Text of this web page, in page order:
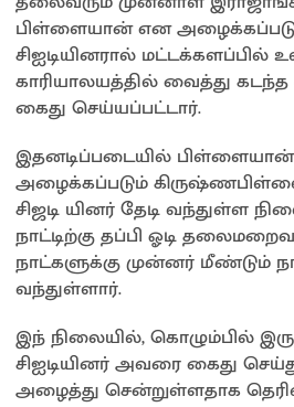
பிள்ளையான் என
சிஐடியினரால் மட்டக்களப்பில்
காரியாலயத்தில் வைத்து கடந்த
கைது செய்யப்பட்டார்.
இதனடிப்படையில்
அழைக்கப்படும்
சிஜடி யினர் தேடி வந்துள்ள
நாட்டிற்கு தப்பி ஓடி
நாட்களுக்கு முன்னர் மீண்டும்
வந்துள்ளார்.
இந் நிலையில், கொழும்பில்
சிஐடியினர் அவரை கைது
அழைத்து சென்றுள்ளதாக